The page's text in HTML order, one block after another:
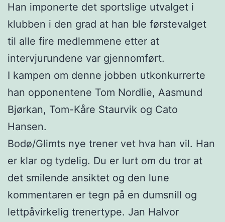
Han imponerte det sportslige utvalget i
klubben i den grad at han ble førstevalget
til alle fire medlemmene etter at
intervjurundene var gjennomført.
I kampen om denne jobben utkonkurrerte
han opponentene Tom Nordlie, Aasmund
Bjørkan, Tom-Kåre Staurvik og Cato
Hansen.
Bodø/Glimts nye trener vet hva han vil. Han
er klar og tydelig. Du er lurt om du tror at
det smilende ansiktet og den lune
kommentaren er tegn på en dumsnill og
lettpåvirkelig trenertype. Jan Halvor